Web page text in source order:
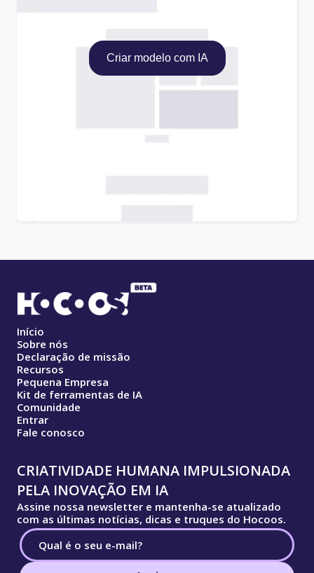
Criar modelo com IA
Início
Sobre nós
Declaração de missão
Recursos
Pequena Empresa
Kit de ferramentas de IA
Comunidade
Entrar
Fale conosco
CRIATIVIDADE HUMANA IMPULSIONADA
PELA INOVAÇÃO EM IA
Assine nossa newsletter e mantenha-se atualizado
com as últimas notícias, dicas e truques do Hocoos.